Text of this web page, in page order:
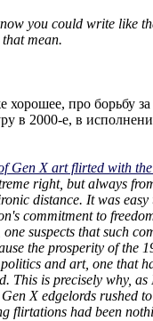
you could write like
mean.
хорошее, про борьбу
в 2000-е, в
Gen X art flirted with
right, but always
distance. It was
commitment to
one suspects that such
the prosperity of the
and art, one that
This is precisely why,
X edgelords rushed
flirtations had been